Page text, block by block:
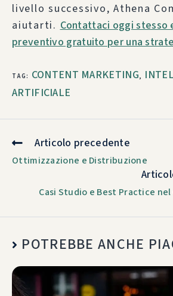
livello successivo, Athena
aiutarti. Contattaci oggi stesso
preventivo gratuito per una
TAG : CONTENT MARKETING,
ARTIFICIALE
Articolo precedente
Ottimizzazione e Distribuzione
Casi Studio e Best Practice
POTREBBE ANCHE